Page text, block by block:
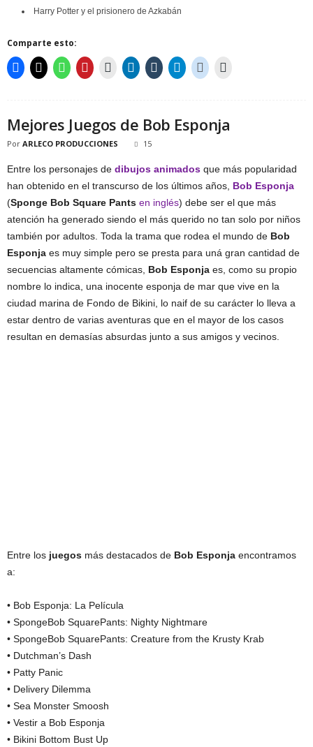
Harry Potter y el prisionero de Azkabán
Comparte esto:
Mejores Juegos de Bob Esponja
Por ARLECO PRODUCCIONES 15
Entre los personajes de dibujos animados que más popularidad
han obtenido en el transcurso de los últimos años, Bob Esponja
(Sponge Bob Square Pants en inglés) debe ser el que más
atención ha generado siendo el más querido no tan solo por niños
también por adultos. Toda la trama que rodea el mundo de Bob
Esponja es muy simple pero se presta para uná gran cantidad de
secuencias altamente cómicas, Bob Esponja es, como su propio
nombre lo indica, una inocente esponja de mar que vive en la
ciudad marina de Fondo de Bikini, lo naif de su carácter lo lleva a
estar dentro de varias aventuras que en el mayor de los casos
resultan en demasías absurdas junto a sus amigos y vecinos.
Entre los juegos más destacados de Bob Esponja encontramos
a:
• Bob Esponja: La Película
• SpongeBob SquarePants: Nighty Nightmare
• SpongeBob SquarePants: Creature from the Krusty Krab
• Dutchman’s Dash
• Patty Panic
• Delivery Dilemma
• Sea Monster Smoosh
• Vestir a Bob Esponja
• Bikini Bottom Bust Up